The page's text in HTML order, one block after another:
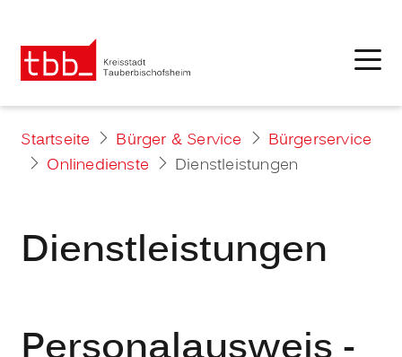
Startseite Bürger & Service
Bürgerservice
Onlinedienste
Dienstleistungen
Dienstleistungen